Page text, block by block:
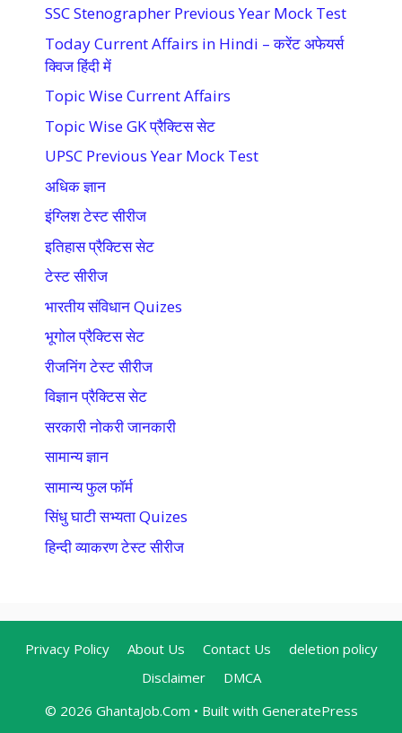
SSC Stenographer Previous Year Mock Test
Today Current Affairs in Hindi – करेंट अफेयर्स
क्विज हिंदी में
Topic Wise Current Affairs
Topic Wise GK प्रैक्टिस सेट
UPSC Previous Year Mock Test
अधिक ज्ञान
इंग्लिश टेस्ट सीरीज
इतिहास प्रैक्टिस सेट
टेस्ट सीरीज
भारतीय संविधान Quizes
भूगोल प्रैक्टिस सेट
रीजनिंग टेस्ट सीरीज
विज्ञान प्रैक्टिस सेट
सरकारी नोकरी जानकारी
सामान्य ज्ञान
सामान्य फुल फॉर्म
सिंधु घाटी सभ्यता Quizes
हिन्दी व्याकरण टेस्ट सीरीज
Privacy Policy About Us Contact Us
deletion policy
Disclaimer
DMCA
© 2026 GhantaJob.Com • Built with GeneratePress